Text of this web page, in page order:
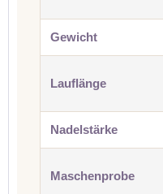
Gewicht
Lauflänge
Nadelstärke
Maschenprobe